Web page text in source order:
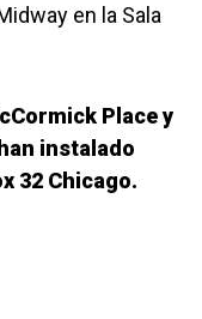
en la Sala
Place y
instalado
32 Chicago.